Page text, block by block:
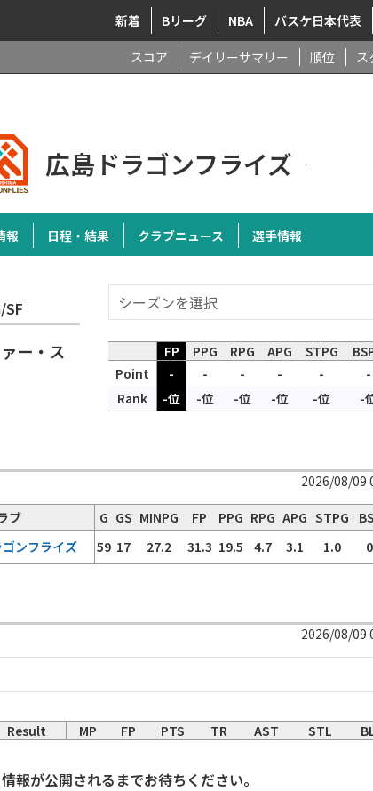
新着 Bリーグ NBA バスケ日本代表
スコア デイリーサマリー 順位 ス
広島ドラゴンフライズ
報 日程・結果 クラブニュース 選手情報
SF
ー・ス
FP PPG RPG APG STPG
Point
- - - - - -
Rank
-位 -位 -位 -位 -位 -
2026/08/09
ブ G GS MINPG FP PPG RPG APG STPG
ンフライズ 59 17 27.2 31.3 19.5 4.7 3.1 1.0
2026/08/09
Result MP FP PTS TR AST STL
情報が公開されるまでお待ちください。